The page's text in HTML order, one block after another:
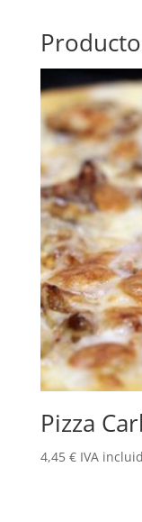
Pizza
4,45 € IVA